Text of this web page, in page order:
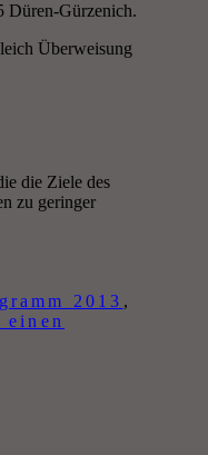
Düren-Gürzenich.
Überweisung
die Ziele des
zu geringer
2013 ,